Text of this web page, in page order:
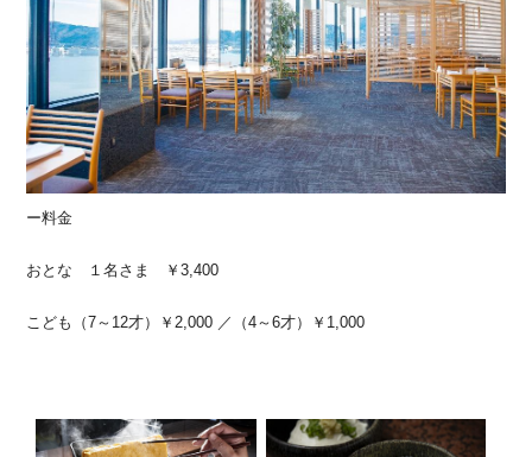
ー料金
おとな １名さま ￥3,400
こども（7～12才）￥2,000 ／（4～6才）￥1,000